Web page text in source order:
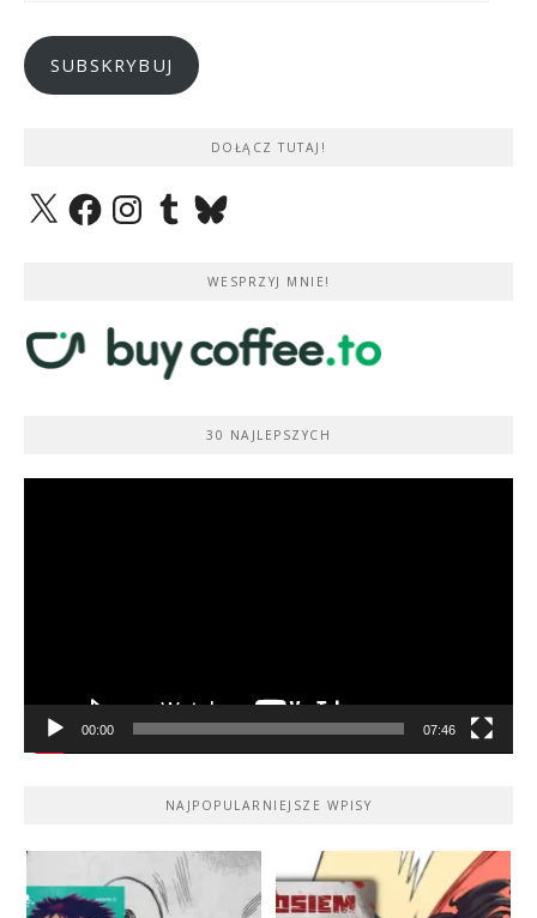
SUBSKRYBUJ
DOŁĄCZ TUTAJ!
X FacebookInstagramTumblrBluesky
WESPRZYJ MNIE!
30 NAJLEPSZYCH
00:00 07:46
NAJPOPULARNIEJSZE WPISY